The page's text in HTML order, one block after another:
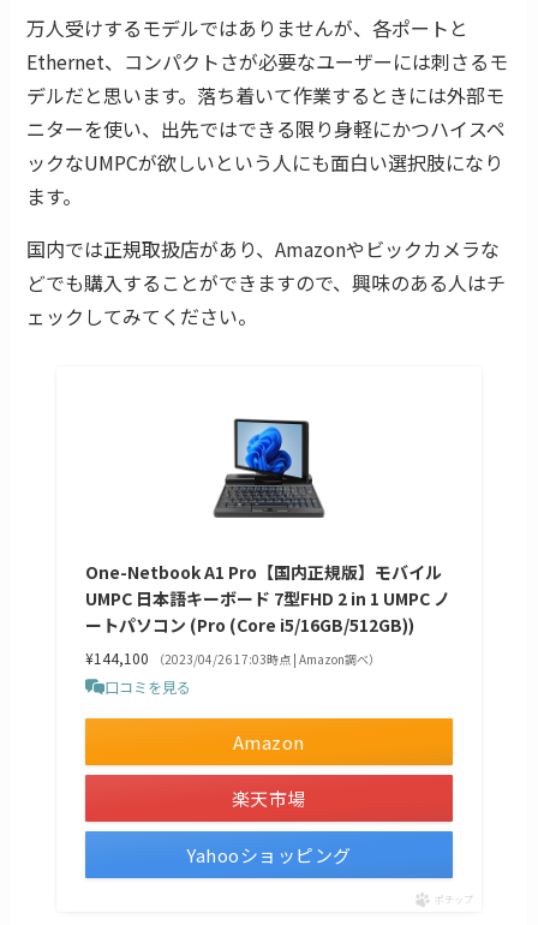
万人受けするモデルではありませんが、各ポートと
Ethernet、コンパクトさが必要なユーザーには刺さるモ
デルだと思います。落ち着いて作業するときには外部モ
ニターを使い、出先ではできる限り身軽にかつハイスペ
ックなUMPCが欲しいという人にも面白い選択肢になり
ます。
国内では正規取扱店があり、Amazonやビックカメラな
どでも購入することができますので、興味のある人はチ
ェックしてみてください。
One-Netbook A1 Pro【国内正規版】モバイル
UMPC 日本語キーボード 7型FHD 2 in 1 UMPC ノ
ートパソコン (Pro (Core i5/16GB/512GB))
¥144,100 （2023/04/26 17:03時点 | Amazon調べ）
口コミを見る
Amazon
楽天市場
Yahooショッピング
ポチップ